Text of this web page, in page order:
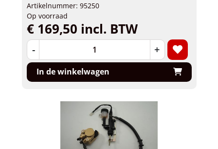
Artikelnummer: 95250
Op voorraad
€ 169,50 incl. BTW
- +
In de winkelwagen